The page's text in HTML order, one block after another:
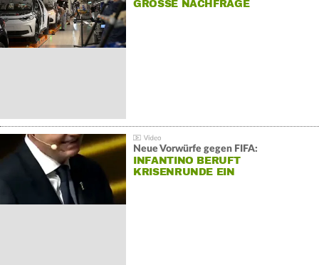
GROSSE NACHFRAGE
Neue Vorwürfe gegen FIFA:
INFANTINO BERUFT
KRISENRUNDE EIN